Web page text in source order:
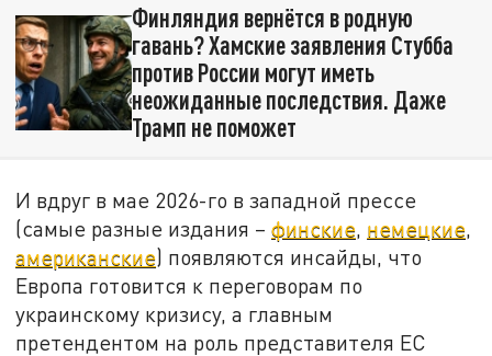
Финляндия вернётся в родную
гавань? Хамские заявления Стубба
против России могут иметь
неожиданные последствия. Даже
Трамп не поможет
И вдруг в мае 2026-го в западной прессе
(самые разные издания –финские, немецкие,
американские) появляются инсайды, что
Европа готовится к переговорам по
украинскому кризису, а главным
претендентом на роль представителя ЕС